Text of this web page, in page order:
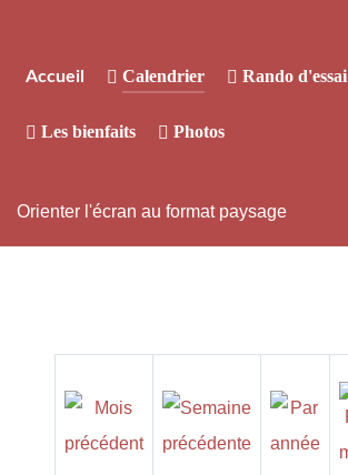
Accueil Calendrier Rando d'essai
Les bienfaits Photos
Orienter l'écran au format paysage